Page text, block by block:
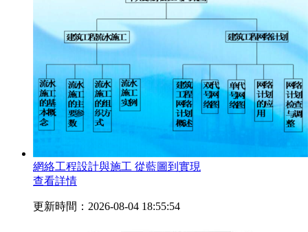
網絡工程設計與施工 從藍圖到實現
查看詳情
更新時間：2026-08-04 18:55:54